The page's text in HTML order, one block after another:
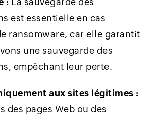
est essentielle en cas
ransomware, car elle garantit
une sauvegarde des
empêchant leur perte.
aux sites légitimes :
des pages Web ou des